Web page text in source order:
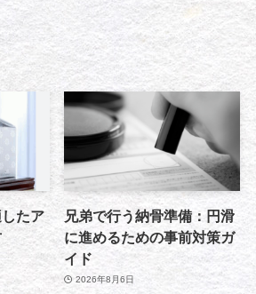
たア
兄弟で行う納骨準備：円滑
に進めるための事前対策ガ
イド
2026年8月6日